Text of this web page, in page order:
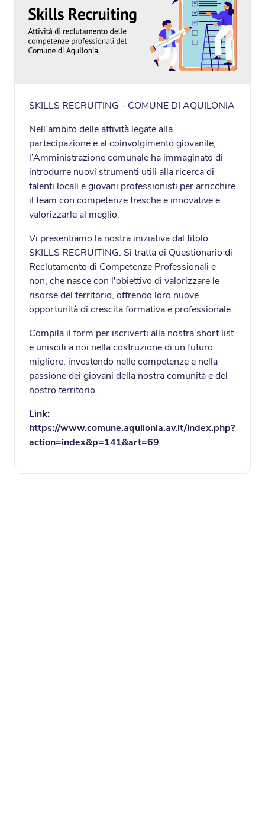
SKILLS RECRUITING - COMUNE DI AQUILONIA
Nell’ambito delle attività legate alla
partecipazione e al coinvolgimento giovanile,
l’Amministrazione comunale ha immaginato di
introdurre nuovi strumenti utili alla ricerca di
talenti locali e giovani professionisti per arricchire
il team con competenze fresche e innovative e
valorizzarle al meglio.
Vi presentiamo la nostra iniziativa dal titolo
SKILLS RECRUITING. Si tratta di Questionario di
Reclutamento di Competenze Professionali e
non, che nasce con l'obiettivo di valorizzare le
risorse del territorio, offrendo loro nuove
opportunità di crescita formativa e professionale.
Compila il form per iscriverti alla nostra short list
e unisciti a noi nella costruzione di un futuro
migliore, investendo nelle competenze e nella
passione dei giovani della nostra comunità e del
nostro territorio.
Link:
https://www.comune.aquilonia.av.it/index.php?
action=index&p=141&art=69